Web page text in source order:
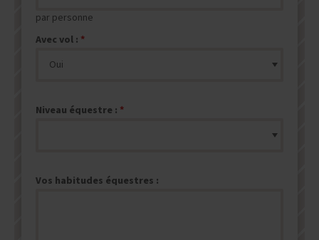
par personne
Avec vol :
Niveau équestre :
Vos habitudes équestres :